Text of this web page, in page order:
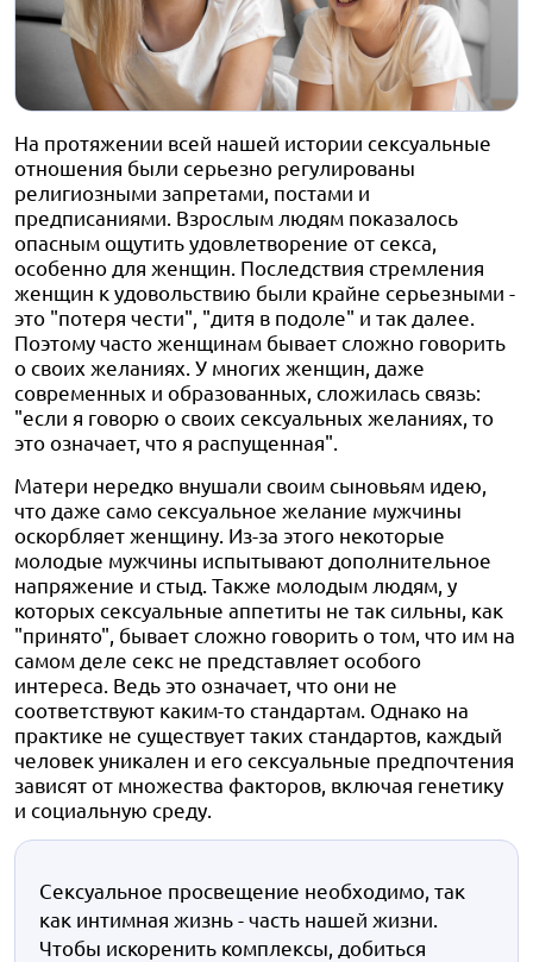
На протяжении всей нашей истории сексуальные
отношения были серьезно регулированы
религиозными запретами, постами и
предписаниями. Взрослым людям показалось
опасным ощутить удовлетворение от секса,
особенно для женщин. Последствия стремления
женщин к удовольствию были крайне серьезными -
это "потеря чести", "дитя в подоле" и так далее.
Поэтому часто женщинам бывает сложно говорить
о своих желаниях. У многих женщин, даже
современных и образованных, сложилась связь:
"если я говорю о своих сексуальных желаниях, то
это означает, что я распущенная".
Матери нередко внушали своим сыновьям идею,
что даже само сексуальное желание мужчины
оскорбляет женщину. Из-за этого некоторые
молодые мужчины испытывают дополнительное
напряжение и стыд. Также молодым людям, у
которых сексуальные аппетиты не так сильны, как
"принято", бывает сложно говорить о том, что им на
самом деле секс не представляет особого
интереса. Ведь это означает, что они не
соответствуют каким-то стандартам. Однако на
практике не существует таких стандартов, каждый
человек уникален и его сексуальные предпочтения
зависят от множества факторов, включая генетику
и социальную среду.
Сексуальное просвещение необходимо, так
как интимная жизнь - часть нашей жизни.
Чтобы искоренить комплексы, добиться